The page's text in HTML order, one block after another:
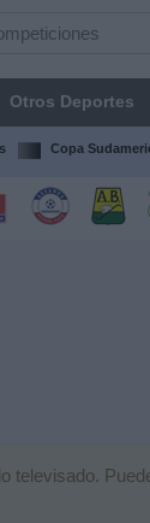
Otros Deportes
Copa
televisado.